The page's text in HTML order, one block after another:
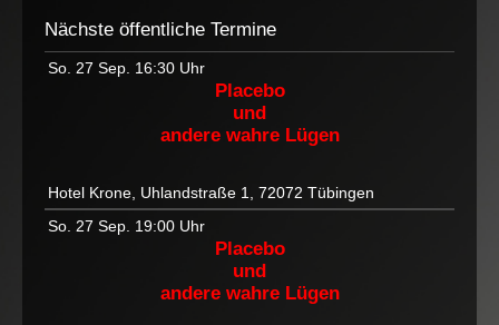
Nächste öffentliche Termine
So. 27 Sep. 16:30 Uhr
Placebo
und
andere wahre Lügen
Hotel Krone, Uhlandstraße 1, 72072 Tübingen
So. 27 Sep. 19:00 Uhr
Placebo
und
andere wahre Lügen